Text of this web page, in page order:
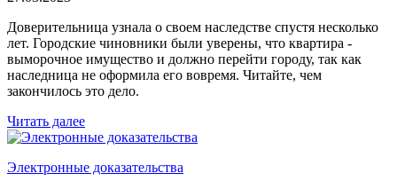
Доверительница узнала о своем наследстве спустя несколько
лет. Городские чиновники были уверены, что квартира -
выморочное имущество и должно перейти городу, так как
наследница не оформила его вовремя. Читайте, чем
закончилось это дело.
Читать далее
Электронные доказательства